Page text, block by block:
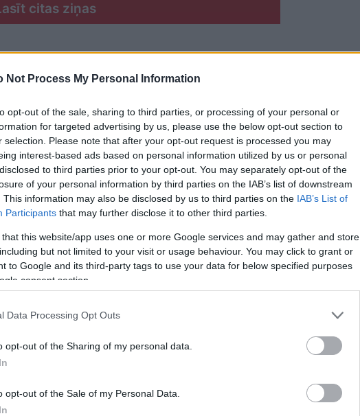
Not Process My Personal Information
opt-out of the sale, sharing to third parties, or processing of your personal or
for targeted advertising by us, please use the below opt-out section to
selection. Please note that after your opt-out request is processed you may
interest-based ads based on personal information utilized by us or personal
to third parties prior to your opt-out. You may separately opt-out of the
of your personal information by third parties on the IAB’s list of downstream
This information may also be disclosed by us to third parties on the IAB’s List of
Participants that may further disclose it to other third parties.
that this website/app uses one or more Google services and may gather and store
but not limited to your visit or usage behaviour. You may click to grant or
to Google and its third-party tags to use your data for below specified purposes
consent section.
Data Processing Opt Outs
opt-out of the Sharing of my personal data.
opt-out of the Sale of my Personal Data.
citas ziņas
starp diviem Šekspīra meistardarbiem –
“Romeo+Juliet” ar Leonardo Di Kaprio un
no Vīnes valsts opernama – Džuzepes
izpildīs Aleksandrs Antoņenko.
būs iespēja iejusties tā laika atmosfērā,
Veronas dārza noskaņas.